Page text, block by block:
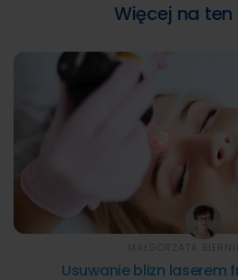
Więcej na
Usuwanie blizn laserem